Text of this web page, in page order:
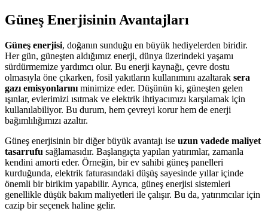
Güneş Enerjisinin Avantajları
Güneş enerjisi, doğanın sunduğu en büyük hediyelerden biridir.
Her gün, güneşten aldığımız enerji, dünya üzerindeki yaşamı
sürdürmemize yardımcı olur. Bu enerji kaynağı, çevre dostu
olmasıyla öne çıkarken, fosil yakıtların kullanımını azaltarak sera
gazı emisyonlarını minimize eder. Düşünün ki, güneşten gelen
ışınlar, evlerimizi ısıtmak ve elektrik ihtiyacımızı karşılamak için
kullanılabiliyor. Bu durum, hem çevreyi korur hem de enerji
bağımlılığımızı azaltır.
Güneş enerjisinin bir diğer büyük avantajı ise uzun vadede maliyet
tasarrufu sağlamasıdır. Başlangıçta yapılan yatırımlar, zamanla
kendini amorti eder. Örneğin, bir ev sahibi güneş panelleri
kurduğunda, elektrik faturasındaki düşüş sayesinde yıllar içinde
önemli bir birikim yapabilir. Ayrıca, güneş enerjisi sistemleri
genellikle düşük bakım maliyetleri ile çalışır. Bu da, yatırımcılar için
cazip bir seçenek haline gelir.